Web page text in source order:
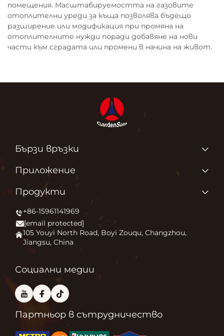
помещения. Масштабируемостта на газовите
отоплителни уреди за къща позволява бъдещо
разширение или модификация при промяна на
отоплителните нужди поради добавяне на нови
части към сградата или промени в начина на живот.
Бързи връзки
Продукти
Приложение
Новини
Свържете се с нас
Често задавани въпроси
Приложение
Защо обичаме това, което правим?
Продукти
Печка за външни площи
Огнище
Пещ за пица
+86-15961141969
[email protected]
105 Youyi North Road, Boyi Zouqu, Changzhou,
Jiangsu, China
Социални медии
Партньор в сътрудничество